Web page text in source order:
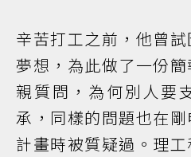
辛苦打工之前，他曾
夢想，為此做了一份
親質問，為何別人要
承，同樣的問題也在
計畫時被質疑過。理工